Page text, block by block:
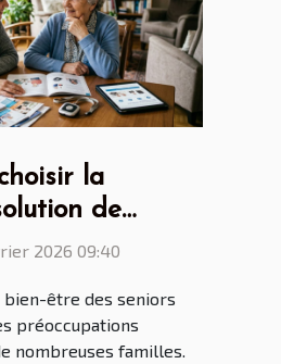
la
de
pour seniors
?
2026 09:40
bien-être des seniors
préoccupations
nombreuses familles.